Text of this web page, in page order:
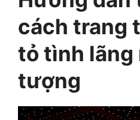
cách trang
tỏ tình lãng
tượng